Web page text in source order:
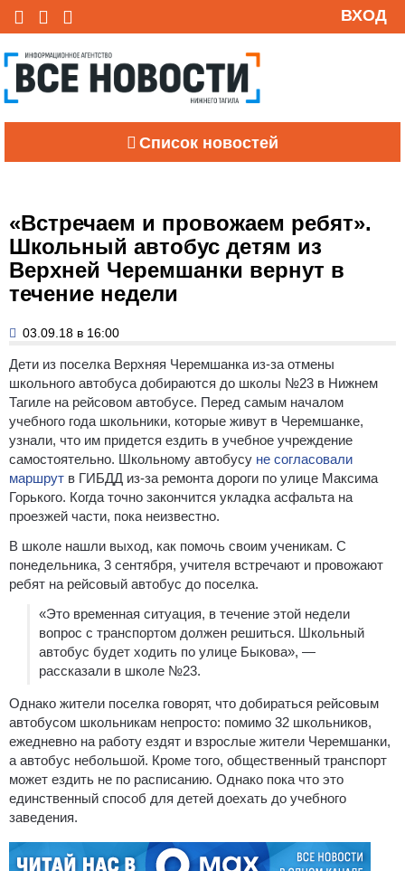
ВХОД
Список новостей
«Встречаем и провожаем ребят».
Школьный автобус детям из
Верхней Черемшанки вернут в
течение недели
03.09.18 в 16:00
Дети из поселка Верхняя Черемшанка из-за отмены
школьного автобуса добираются до школы №23 в Нижнем
Тагиле на рейсовом автобусе. Перед самым началом
учебного года школьники, которые живут в Черемшанке,
узнали, что им придется ездить в учебное учреждение
самостоятельно. Школьному автобусу не согласовали
маршрут в ГИБДД из-за ремонта дороги по улице Максима
Горького. Когда точно закончится укладка асфальта на
проезжей части, пока неизвестно.
В школе нашли выход, как помочь своим ученикам. С
понедельника, 3 сентября, учителя встречают и провожают
ребят на рейсовый автобус до поселка.
«Это временная ситуация, в течение этой недели
вопрос с транспортом должен решиться. Школьный
автобус будет ходить по улице Быкова», —
рассказали в школе №23.
Однако жители поселка говорят, что добираться рейсовым
автобусом школьникам непросто: помимо 32 школьников,
ежедневно на работу ездят и взрослые жители Черемшанки,
а автобус небольшой. Кроме того, общественный транспорт
может ездить не по расписанию. Однако пока что это
единственный способ для детей доехать до учебного
заведения.